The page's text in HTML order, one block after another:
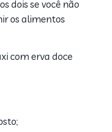
dois se você não
os alimentos
com erva doce